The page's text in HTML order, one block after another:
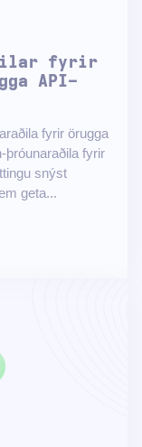
fyrir
API-
fyrir örugga
þróunaraðila fyrir
snýst
geta...